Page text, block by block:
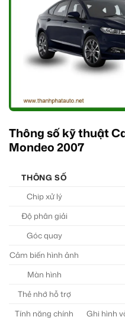
Thông số kỹ thuật
Mondeo 2007
THÔNG SỐ
Chip xử lý
Độ phân giải
Góc quay
Cảm biến hình ảnh
Màn hình
Thẻ nhớ hỗ trợ
Tính năng chính
Ghi hình